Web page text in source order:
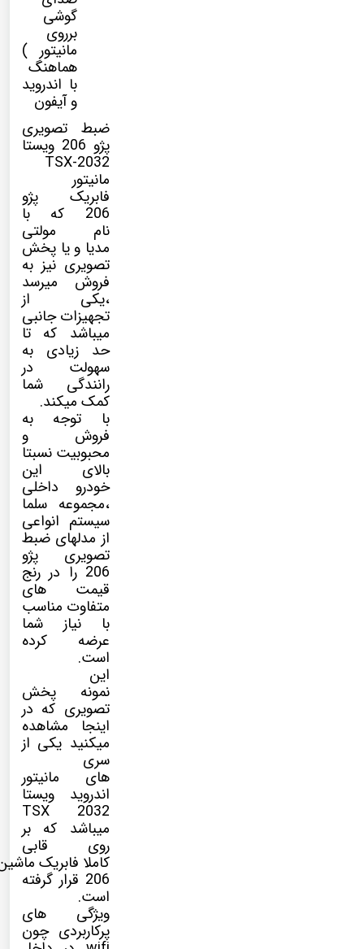
گوشی
برروی
مانیتور )
هماهنگ
با اندروید
و آیفون
ضبط تصویری
پژو 206 ویستا
TSX-2032
مانیتور
فابریک پژو
206 که با
نام مولتی
مدیا و یا پخش
تصویری نیز به
فروش میرسد
،یکی از
تجهیزات جانبی
میباشد که تا
حد زیادی به
سهولت در
رانندگی شما
کمک میکند.
با توجه به
فروش و
محبوبیت نسبتا
بالای این
خودرو داخلی
،مجموعه سلما
سیستم انواعی
از مدلهای ضبط
تصویری پژو
206 را در رنج
قیمت های
متفاوت مناسب
با نیاز شما
عرضه کرده
است.
این
نمونه پخش
تصویری که در
اینجا مشاهده
میکنید یکی از
سری
های مانیتور
اندروید ویستا
TSX 2032
میباشد که بر
روی قابی
کاملا فابریک
206 قرار گرفته
است.
ویژگی های
پرکاربردی چون